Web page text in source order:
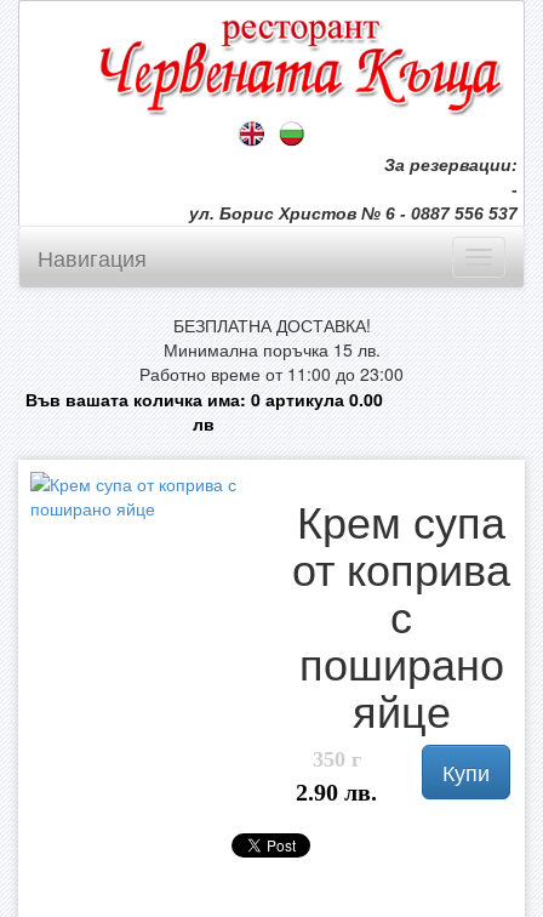
За резервации:
-
ул. Борис Христов № 6 - 0887 556 537
Навигация
БЕЗПЛАТНА ДОСТАВКА!
Минимална поръчка 15 лв.
Работно време от 11:00 до 23:00
Във вашата количка има:0артикула0.00
лв
Крем супа
от коприва
с
поширано
яйце
350 г
2.90 лв.
Купи